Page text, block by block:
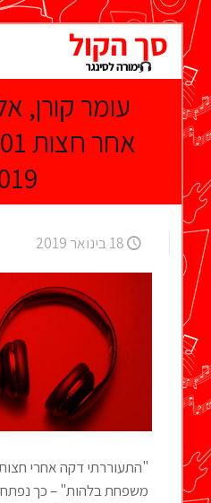
עומר קורן,
18 בינואר 2019
"התעוררתי דקה אחרי
משפחת בלהות" – כך